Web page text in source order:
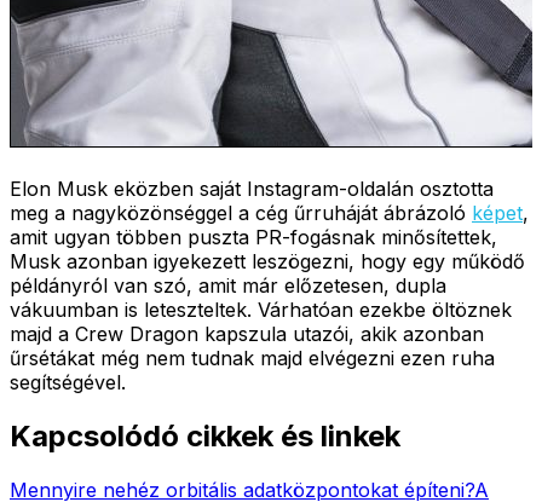
Elon Musk eközben saját Instagram-oldalán osztotta
meg a nagyközönséggel a cég űrruháját ábrázoló képet,
amit ugyan többen puszta PR-fogásnak minősítettek,
Musk azonban igyekezett leszögezni, hogy egy működő
példányról van szó, amit már előzetesen, dupla
vákuumban is leteszteltek. Várhatóan ezekbe öltöznek
majd a Crew Dragon kapszula utazói, akik azonban
űrsétákat még nem tudnak majd elvégezni ezen ruha
segítségével.
Kapcsolódó cikkek és linkek
Mennyire nehéz orbitális adatközpontokat építeni?A